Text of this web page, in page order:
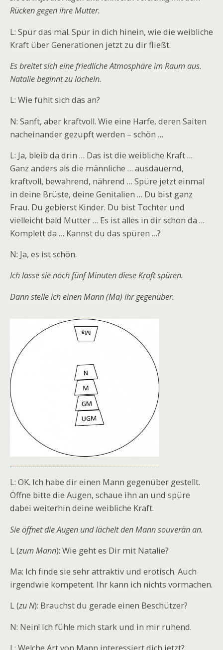
Rücken gegen ihre Mutter.
L: Spür das mal. Spür in dich hinein, wie die weibliche
Kraft über Generationen jetzt zu dir fließt.
Es breitet sich eine friedliche Atmosphäre im Raum aus.
Natalie beginnt zu lächeln.
L: Wie fühlt sich das an?
N: Sanft, aber kraftvoll. Wie eine Harfe, deren Saiten
nacheinander gezupft werden – schön …
L: Ja, bleib da drin … Das ist die weibliche Kraft …
Ganz anders als die männliche … ausdauernd,
kraftvoll, bewahrend, nährend … Spüre jetzt einmal
in deine Brüste, deine Genitalien … Du bist ganz
Frau. Du gebierst Kinder. Du bist Tochter und
vielleicht bald Mutter … Es ist alles in dir schon da …
Komplett da … Kannst du das spüren …?
N: Ja, es ist schön.
Ich lasse sie noch fünf Minuten diese Kraft spüren.
Dann stelle ich einen Mann (Ma) ihr gegenüber.
L: OK. Ich habe dir einen Mann gegenüber gestellt.
Öffne bitte die Augen, schaue ihn an und spüre
dabei weiterhin deine weibliche Kraft.
Sie öffnet die Augen und lächelt den Mann souverän an.
L (zum Mann): Wie geht es Dir mit Natalie?
Ma: Ich finde sie sehr attraktiv und erotisch. Auch
irgendwie kompetent. Ihr kann ich nichts vormachen.
L (zu N): Brauchst du gerade einen Beschützer?
N: Nein! Ich fühle mich stark und in mir ruhend.